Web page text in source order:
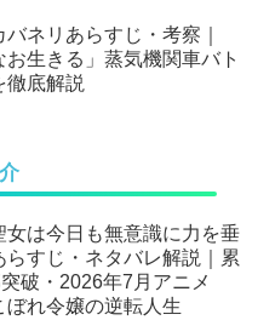
ネリあらすじ・考察｜
お生きる」蒸気機関車バト
徹底解説
女は今日も無意識に力を垂
らすじ・ネタバレ解説｜累
破・2026年7月アニメ
ぼれ令嬢の逆転人生